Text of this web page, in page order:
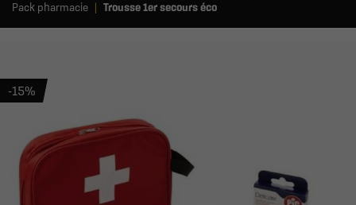
Pack pharmacie
Trousse 1er secours éco
-15%